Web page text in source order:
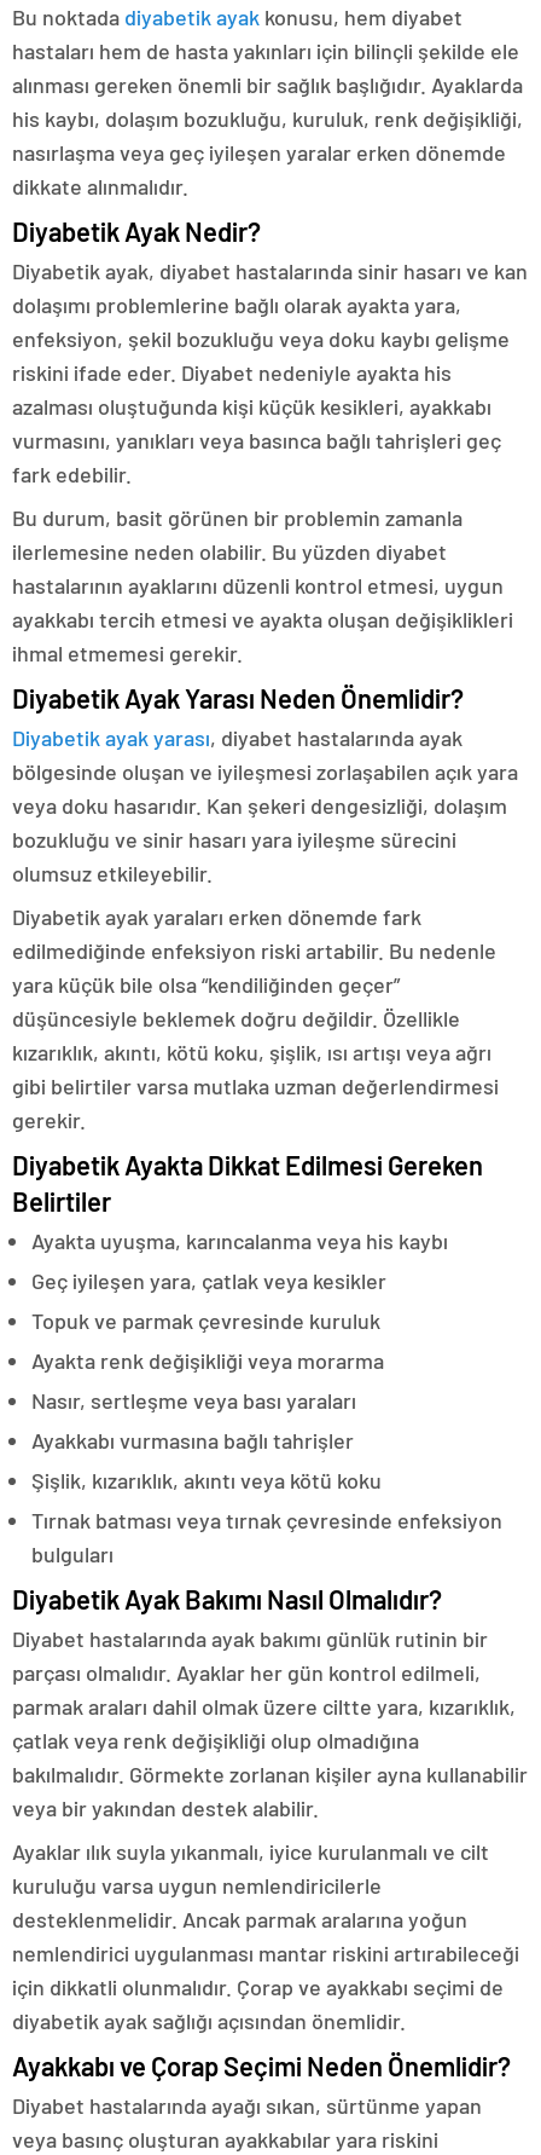
Bu noktada diyabetik ayak konusu, hem diyabet
hastaları hem de hasta yakınları için bilinçli şekilde ele
alınması gereken önemli bir sağlık başlığıdır. Ayaklarda
his kaybı, dolaşım bozukluğu, kuruluk, renk değişikliği,
nasırlaşma veya geç iyileşen yaralar erken dönemde
dikkate alınmalıdır.
Diyabetik Ayak Nedir?
Diyabetik ayak, diyabet hastalarında sinir hasarı ve kan
dolaşımı problemlerine bağlı olarak ayakta yara,
enfeksiyon, şekil bozukluğu veya doku kaybı gelişme
riskini ifade eder. Diyabet nedeniyle ayakta his
azalması oluştuğunda kişi küçük kesikleri, ayakkabı
vurmasını, yanıkları veya basınca bağlı tahrişleri geç
fark edebilir.
Bu durum, basit görünen bir problemin zamanla
ilerlemesine neden olabilir. Bu yüzden diyabet
hastalarının ayaklarını düzenli kontrol etmesi, uygun
ayakkabı tercih etmesi ve ayakta oluşan değişiklikleri
ihmal etmemesi gerekir.
Diyabetik Ayak Yarası Neden Önemlidir?
Diyabetik ayak yarası, diyabet hastalarında ayak
bölgesinde oluşan ve iyileşmesi zorlaşabilen açık yara
veya doku hasarıdır. Kan şekeri dengesizliği, dolaşım
bozukluğu ve sinir hasarı yara iyileşme sürecini
olumsuz etkileyebilir.
Diyabetik ayak yaraları erken dönemde fark
edilmediğinde enfeksiyon riski artabilir. Bu nedenle
yara küçük bile olsa “kendiliğinden geçer”
düşüncesiyle beklemek doğru değildir. Özellikle
kızarıklık, akıntı, kötü koku, şişlik, ısı artışı veya ağrı
gibi belirtiler varsa mutlaka uzman değerlendirmesi
gerekir.
Diyabetik Ayakta Dikkat Edilmesi Gereken
Belirtiler
Ayakta uyuşma, karıncalanma veya his kaybı
Geç iyileşen yara, çatlak veya kesikler
Topuk ve parmak çevresinde kuruluk
Ayakta renk değişikliği veya morarma
Nasır, sertleşme veya bası yaraları
Ayakkabı vurmasına bağlı tahrişler
Şişlik, kızarıklık, akıntı veya kötü koku
Tırnak batması veya tırnak çevresinde enfeksiyon
bulguları
Diyabetik Ayak Bakımı Nasıl Olmalıdır?
Diyabet hastalarında ayak bakımı günlük rutinin bir
parçası olmalıdır. Ayaklar her gün kontrol edilmeli,
parmak araları dahil olmak üzere ciltte yara, kızarıklık,
çatlak veya renk değişikliği olup olmadığına
bakılmalıdır. Görmekte zorlanan kişiler ayna kullanabilir
veya bir yakından destek alabilir.
Ayaklar ılık suyla yıkanmalı, iyice kurulanmalı ve cilt
kuruluğu varsa uygun nemlendiricilerle
desteklenmelidir. Ancak parmak aralarına yoğun
nemlendirici uygulanması mantar riskini artırabileceği
için dikkatli olunmalıdır. Çorap ve ayakkabı seçimi de
diyabetik ayak sağlığı açısından önemlidir.
Ayakkabı ve Çorap Seçimi Neden Önemlidir?
Diyabet hastalarında ayağı sıkan, sürtünme yapan
veya basınç oluşturan ayakkabılar yara riskini